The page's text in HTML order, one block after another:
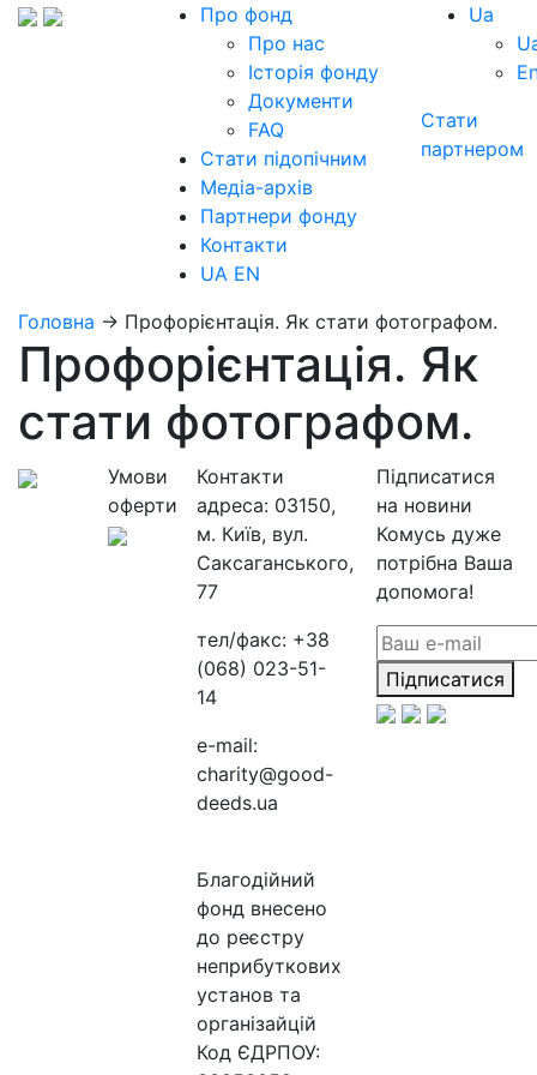
Про фонд
Про нас
Історія фонду
Документи
FAQ
Стати підопічним
Медіа-архів
Партнери фонду
Контакти
UA EN
Ua
Стати
партнером
Головна → Профорієнтація. Як стати фотографом.
Профорієнтація. Як
стати фотографом.
Умови
оферти
Контакти
адреса: 03150,
м. Київ, вул.
Саксаганського,
77
тел/факс: +38
(068) 023-51-
14
e-mail:
charity@good-
deeds.ua
Благодійний
фонд внесено
до реєстру
неприбуткових
установ та
організайцій
Код ЄДРПОУ:
Підписатися
на новини
Комусь дуже
потрібна Ваша
допомога!
Підписатися